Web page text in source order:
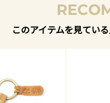
このアイテムを見てい